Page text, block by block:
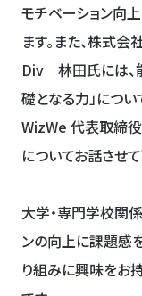
モチベーション向
ます。また、株式
Div 林田氏には、
礎となる力」につ
WizWe 代表取締
についてお話させて
大学・専門学校関
ンの向上に課題感
り組みに興味をお